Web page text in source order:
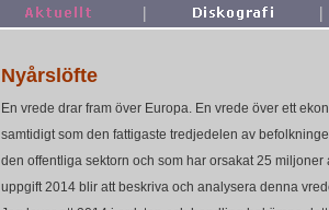
| |
Nyårslöfte
En vrede drar fram över Europa. En vrede över ett
samtidigt som den fattigaste tredjedelen av
den offentliga sektorn och som har orsakat 25
uppgift 2014 blir att beskriva och analysera denna